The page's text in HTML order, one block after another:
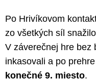
Po Hrivíkovom
zo všetkých síl
V záverečnej hre bez
inkasovali a po
konečné 9. miesto.